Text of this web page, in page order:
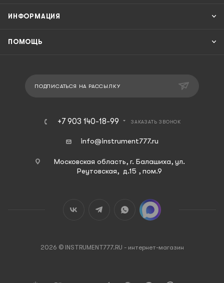
ИНФОРМАЦИЯ
ПОМОЩЬ
ПОДПИСАТЬСЯ НА РАССЫЛКУ
+7 903 140-18-99 ЗАКАЗАТЬ ЗВОНОК
info@instrument777.ru
Московская область, г. Балашиха, ул.
Реутовская, д.15 , пом.9
2026 © INSTRUMENT777.RU - интернет-магазин